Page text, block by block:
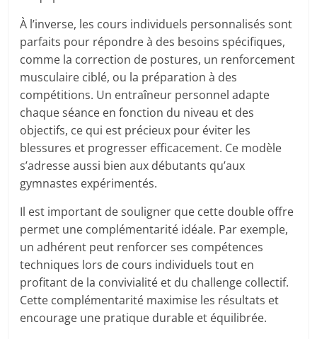
À l’inverse, les cours individuels personnalisés sont
parfaits pour répondre à des besoins spécifiques,
comme la correction de postures, un renforcement
musculaire ciblé, ou la préparation à des
compétitions. Un entraîneur personnel adapte
chaque séance en fonction du niveau et des
objectifs, ce qui est précieux pour éviter les
blessures et progresser efficacement. Ce modèle
s’adresse aussi bien aux débutants qu’aux
gymnastes expérimentés.
Il est important de souligner que cette double offre
permet une complémentarité idéale. Par exemple,
un adhérent peut renforcer ses compétences
techniques lors de cours individuels tout en
profitant de la convivialité et du challenge collectif.
Cette complémentarité maximise les résultats et
encourage une pratique durable et équilibrée.